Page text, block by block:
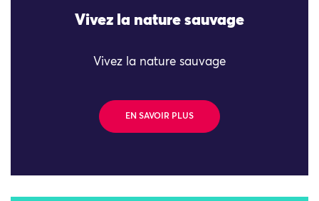
Vivez la nature sauvage
Vivez la nature sauvage
EN SAVOIR PLUS